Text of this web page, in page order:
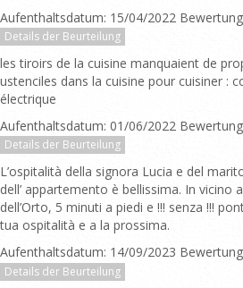
Aufenthaltsdatum: 15/04/2022
Details der Beurteilung
les tiroirs de la cuisine manquaient de
ustenciles dans la cuisine pour cuisiner :
électrique
Aufenthaltsdatum: 01/06/2022
Details der Beurteilung
L’ospitalità della signora Lucia e del
dell’ appartemento è bellissima. In vicino
dell’Orto, 5 minuti a piedi e !!! senza !!!
tua ospitalità e a la prossima.
Aufenthaltsdatum: 14/09/2023
Details der Beurteilung